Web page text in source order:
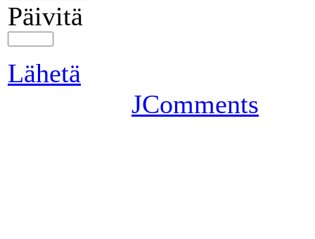
Päivitä
Lähetä
JComments